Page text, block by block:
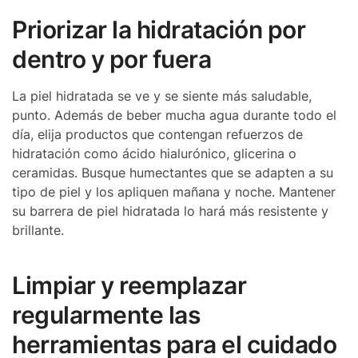
Priorizar la hidratación por
dentro y por fuera
La piel hidratada se ve y se siente más saludable,
punto. Además de beber mucha agua durante todo el
día, elija productos que contengan refuerzos de
hidratación como ácido hialurónico, glicerina o
ceramidas. Busque humectantes que se adapten a su
tipo de piel y los apliquen mañana y noche. Mantener
su barrera de piel hidratada lo hará más resistente y
brillante.
Limpiar y reemplazar
regularmente las
herramientas para el cuidado